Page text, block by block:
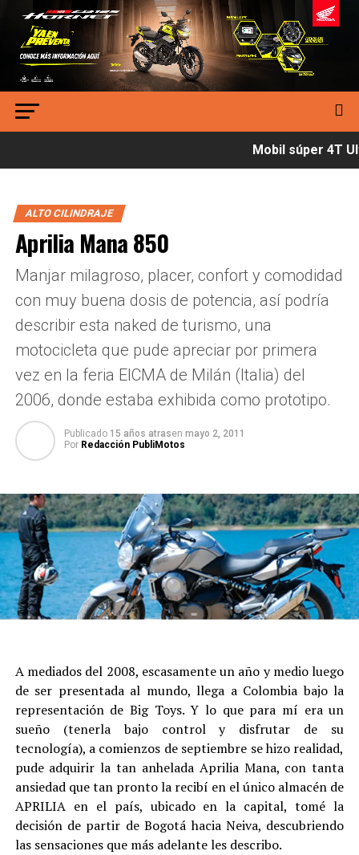
Mobil súper 4T
ALTO CILINDRAJE
Aprilia Mana 850
Manjar milagroso, placer, confort y comodidad
con muy buena dosis de potencia, así podría
describir esta naked de turismo, una
motocicleta que pude apreciar por primera
vez en la feria EICMA de Milán (Italia) del
2006, donde estaba exhibida como prototipo.
Publicado 15 años atrasen mayo 2, 2011
Por Redacción PubliMotos
A mediados del 2008, escasamente un año y medio luego
de ser presentada al mundo, llega a Colombia bajo la
representación de Big Toys. Y lo que para mí era un
sueño (tenerla bajo control y disfrutar de su
tecnología), a comienzos de septiembre se hizo realidad,
pude adquirir la tan anhelada Aprilia Mana, con tanta
ansiedad que tan pronto la recibí en el único almacén de
APRILIA en el país, ubicado en la capital, tomé la
decisión de partir de Bogotá hacia Neiva, descubriendo
las sensaciones que más adelante les describo.